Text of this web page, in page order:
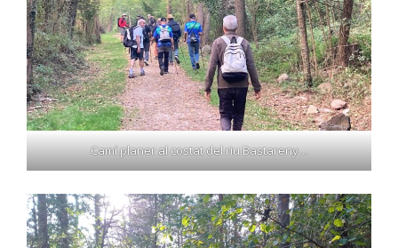
Camí planer al costat del riu Bastareny…